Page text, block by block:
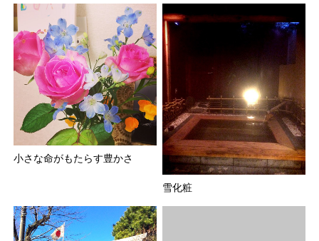
小さな命がもたらす豊かさ
雪化粧